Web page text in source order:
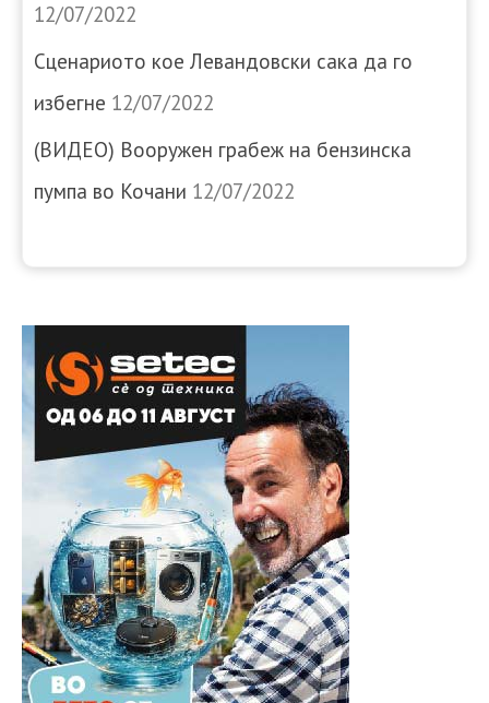
12/07/2022
Сценариото кое Левандовски сака да го
избегне 12/07/2022
(ВИДЕО) Вооружен грабеж на бензинска
пумпа во Кочани 12/07/2022